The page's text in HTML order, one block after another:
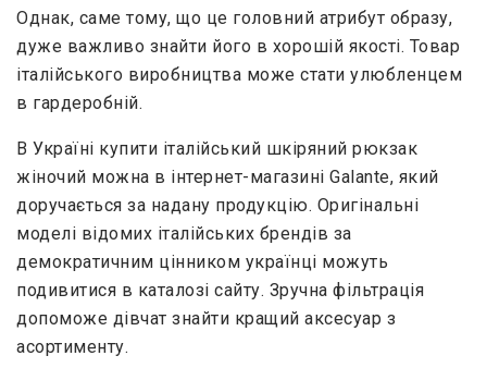
Однак, саме тому, що це головний атрибут образу,
дуже важливо знайти його в хорошій якості. Товар
італійського виробництва може стати улюбленцем
в гардеробній.
В Україні купити італійський шкіряний рюкзак
жіночий можна в інтернет-магазині Galante, який
доручається за надану продукцію. Оригінальні
моделі відомих італійських брендів за
демократичним цінником українці можуть
подивитися в каталозі сайту. Зручна фільтрація
допоможе дівчат знайти кращий аксесуар з
асортименту.